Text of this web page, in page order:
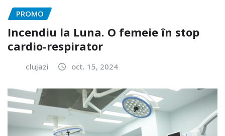
PROMO
Incendiu la Luna. O femeie în stop
cardio-respirator
clujazi oct. 15, 2024